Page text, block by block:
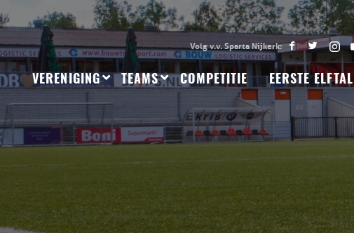
VERENIGING TEAMS COMPETITIE EERSTE ELFTAL